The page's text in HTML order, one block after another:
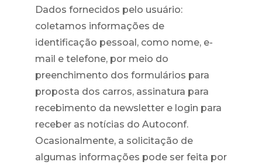
Dados fornecidos pelo usuário:
coletamos informações de
identificação pessoal, como nome, e-
mail e telefone, por meio do
preenchimento dos formulários para
proposta dos carros, assinatura para
recebimento da newsletter e login para
receber as notícias do Autoconf.
Ocasionalmente, a solicitação de
algumas informações pode ser feita por